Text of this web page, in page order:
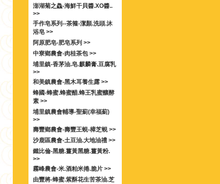
澎湖菊之鱻-海鮮干貝醬.XO醬..
>>
手作皂系列--茶箍-潔顏.洗頭.沐
浴皂 >>
阿原肥皂-肥皂系列 >>
中寮鄉農會-肉桂茶包 >>
埔里鎮-香茅油.皂.麒麟膏.豆腐乳
>>
和美鎮農會-黑木耳養生露 >>
蜂國-蜂蜜.蜂蜜醋.蜂王乳蜜釀酵
素 >>
埔里鎮農會輔導-聖薊(幸福薊)
>>
壽豐鄉農會-壽豐王蜆-樟芝蜆 >>
沙鹿區農會-土豆油.大地油禮 >>
鐵比倫-黑糖.薑黃黑糖.薑黃粉.
>>
霧峰農會-米.酒粕米捲.脆片 >>
由豐將-蜂蜜.紫酥花生苦茶油.芝